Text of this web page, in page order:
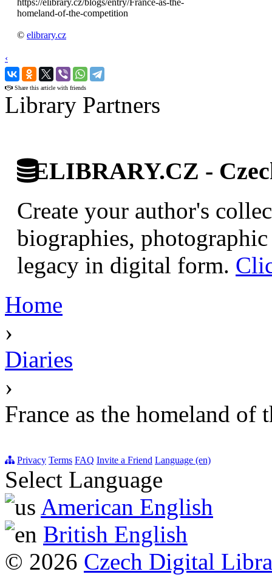
homeland-of-the-competition
© elibrary.cz
‹
›
Share this article with friends
Library Partners
ELIBRARY.CZ -
Create your author's
biographies,
legacy in digital form.
Home
›
Diaries
›
France as the homeland of
Privacy Terms FAQ Invite a Friend Language (en)
Select Language
American English
British English
© 2026 Czech Digital